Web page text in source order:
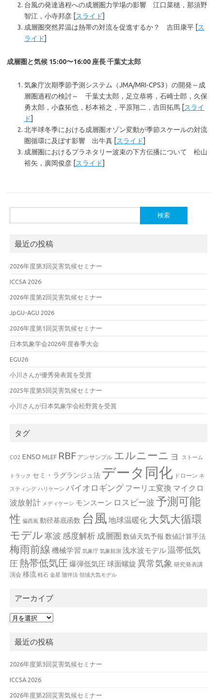
台風の発達過程への成層圏力学場の影響 江口菜穂，那須野
智江，小寺邦彦 [スライド]
成層圏突然昇温は熱帯の対流を促進するか？ 吉田康平 [ス
ライド]
成層圏と気候 15:00〜16:00 座長 千葉丈太郎
気象庁次期季節予測システム（JMA/MRI-CPS3）の開発～成
層圏過程の検討～ 千葉丈太郎，足立恭将，石崎士郎，久保
勇太郎，小森拓也，杉本裕之，平原翔二，吉田拓馬 [スライ
ド]
北半球冬季における成層圏オゾン変動が季節スケールの対流
圏循環に及ぼす影響 出牛真 [スライド]
成層圏におけるプラネタリー波束の下方伝播について 松山
裕矢，廣岡俊彦 [スライド]
索:
最近の投稿
2026年度第3回災害気候セミナー
ICCSA 2026
2026年度第2回災害気候セミナー
JpGU-AGU 2026
2026年度第1回災害気候セミナー
日本気象学会2026年度春季大会
EGU26
小川さんが優秀発表賞を受賞
2025年度第5回災害気候セミナー
小川さんが日本気象学会松野賞を受賞
タグ
CO2 ENSO MLEF RBF アンサンブル エルニーニョ ストーム
トラック セミ・ラグランジュ法 データ同化 ドローン ネ
スティング ハリケーン バイオロギング フーリエ変換 マイクロ
波放射計 メディケーン モンスーン ロスビー波 予測可能
性 偏西風 動径基底函数 台風 地球温暖化 大気大循環
モデル 寒波 感度解析 成層圏 数値天気予報 数値計算手法
梅雨前線 機械学習 気象庁 気象観測 浅水波モデル温帯低気
圧 熱帯低気圧爆弾低気圧球面螺旋 異常気象 研究発表講
演会 移流 軽石 金星 随伴法 領域大気モデル
アーカイブ
ア
イ最近の投稿
2026年度第3回災害気候セミナー
ICCSA 2026
2026年度第2回災害気候セミナー